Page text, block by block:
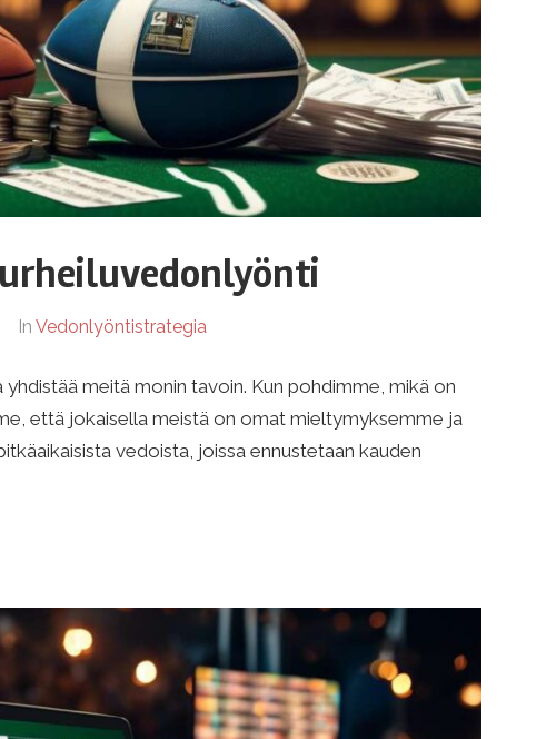
In Vedonlyöntistrategia
meitä monin tavoin. Kun pohdimme, mikä on
että jokaisella meistä on omat mieltymyksemme ja
vedoista, joissa ennustetaan kauden